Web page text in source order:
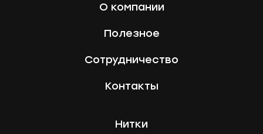
О компании
Полезное
Сотрудничество
Контакты
Нитки